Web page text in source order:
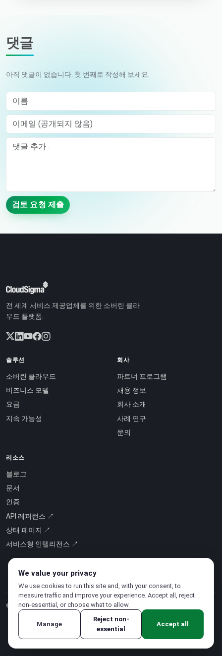
댓글
아직 댓글이 없습니다. 첫 번째로 작성해 보세요.
이름
이메일 (공개되지 않음)
Comment
검토 요청 제출
전 세계 서비스 제공업체를 위한 소버린 클라
우드 플랫폼.
솔루션
소버린 클라우드
비즈니스 모델
요금
지속 가능성
회사
파트너 프로그램
채용 정보
회사 소개
사례 연구
문의
리소스
블로그
문서
인증
API 레퍼런스 ↗
상태 페이지 ↗
서비스형 인텔리전스 ↗
© 2026 CloudSigma Holding AG.모든 권리 보유
개인정보처리방침·서비스 약관
We value your privacy
We use cookies to run this site and, with your consent, to
measure traffic and improve your experience. Accept all, reject
non-essential, or choose what to allow.
Manage
Reject non-
essential
Accept all